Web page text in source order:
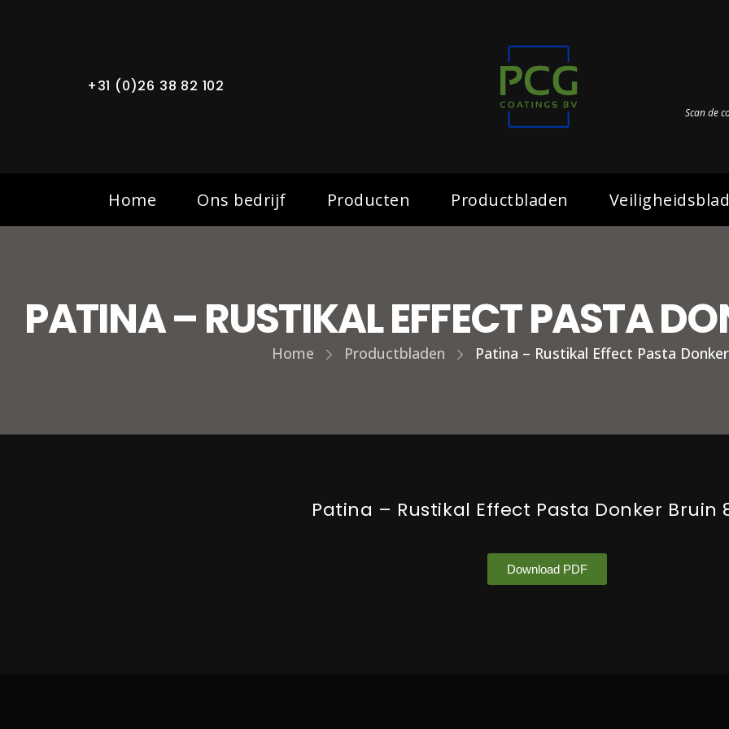
+31 (0)26 38 82 102
Scan de
Home Ons bedrijf Producten Productbladen
PATINA – RUSTIKAL EFFECT PASTA
Home Productbladen Patina – Rustikal Effect Pasta
Patina – Rustikal Effect Pasta Donker Bruin
Download PDF